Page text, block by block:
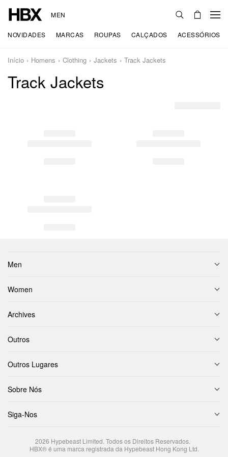
MEN
NOVIDADES MARCAS ROUPAS CALÇADOS ACESSÓRIOS
Início Homens Clothing Jackets Track Jackets
Track Jackets
Men
Women
Archives
Outros
Outros Lugares
Sobre Nós
Siga-Nos
2026 Hypebeast Limited. Todos os Direitos Reservados.
HBX® é uma marca registrada da Hypebeast Hong Kong Ltd.